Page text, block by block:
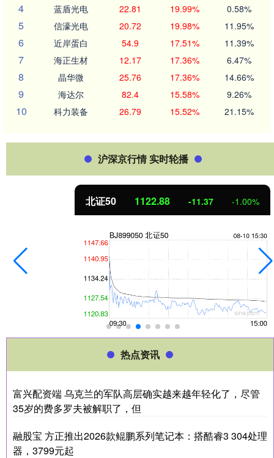
4 蓝盾光电 22.81 19.99% 0.58%
5 信濠光电 20.72 19.98% 11.95%
6 近岸蛋白 54.9 17.51% 11.39%
7 海正生材 12.17 17.36% 6.47%
8 晶华微 25.76 17.36% 14.66%
9 海达尔 82.4 15.58% 9.26%
10 科力装备 26.79 15.52% 21.15%
沪深京行情 实时轮播
北证50 1122.88 -11.37 -1.00%
热点资讯
富兴配资端 乌克兰的军队高层确实越来越年轻化了，尽管
35岁的费多罗夫被解职了，但
融股宝 方正推出2026款鲲鹏系列笔记本：搭酷睿3 304处理
器，3799元起